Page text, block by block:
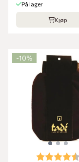
På lager
Kjøp
-10%
Karakter: